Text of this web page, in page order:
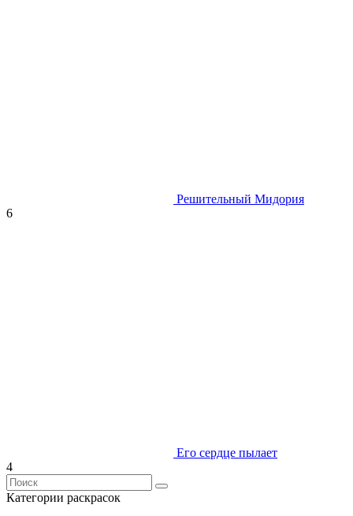
Решительный Мидория
6
Его сердце пылает
4
Категории раскрасок